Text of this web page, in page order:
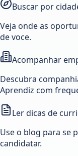
Buscar por
Veja onde as
de voce.
Acompanhar
Descubra
Aprendiz com
Ler dicas de
Use o blog para se
candidatar.